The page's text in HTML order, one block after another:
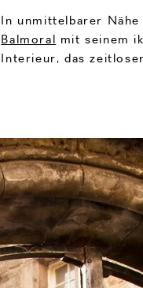
In unmittelbarer
Balmoral mit seinem
Interieur, das